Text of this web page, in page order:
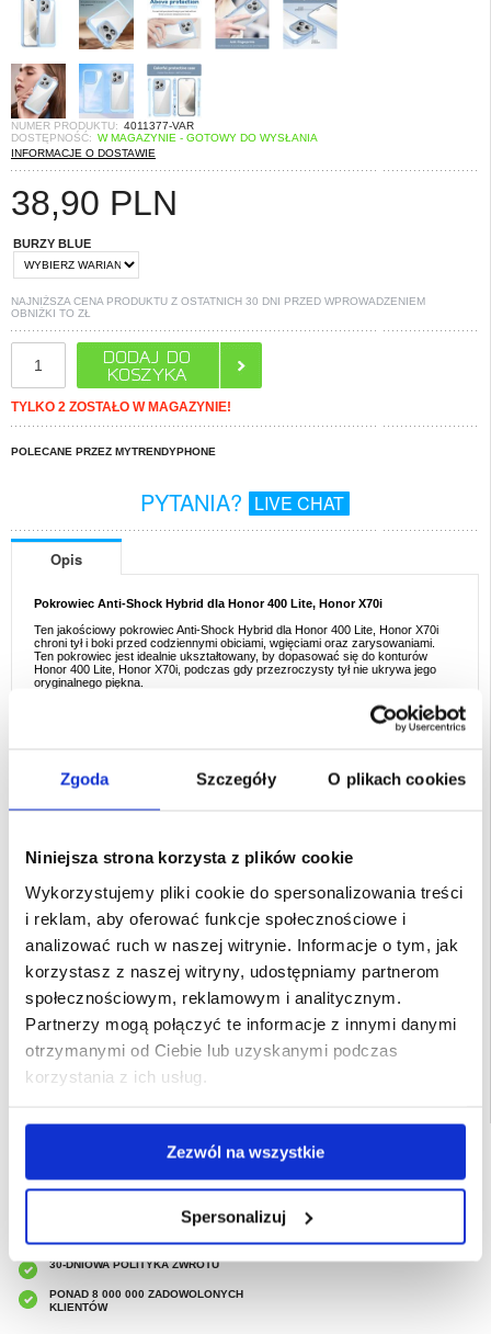
Zgoda Szczegóły O plikach cookies
Niniejsza strona korzysta z plików cookie
Wykorzystujemy pliki cookie do spersonalizowania treści
i reklam, aby oferować funkcje społecznościowe i
analizować ruch w naszej witrynie. Informacje o tym, jak
korzystasz z naszej witryny, udostępniamy partnerom
społecznościowym, reklamowym i analitycznym.
Partnerzy mogą połączyć te informacje z innymi danymi
otrzymanymi od Ciebie lub uzyskanymi podczas
korzystania z ich usług.
Zezwól na wszystkie
Spersonalizuj
NUMER PRODUKTU: 4011377-VAR
DOSTĘPNOŚĆ: W MAGAZYNIE - GOTOWY DO WYSŁANIA
INFORMACJE O DOSTAWIE
38,90 PLN
BURZY BLUE
NAJNIŻSZA CENA PRODUKTU Z OSTATNICH 30 DNI PRZED WPROWADZENIEM
OBNIŻKI TO ZŁ
TYLKO 2 ZOSTAŁO W MAGAZYNIE!
POLECANE PRZEZ MYTRENDYPHONE
PYTANIA? LIVE CHAT
Opis
Pokrowiec Anti-Shock Hybrid dla Honor 400 Lite, Honor X70i
Ten jakościowy pokrowiec Anti-Shock Hybrid dla Honor 400 Lite, Honor X70i
chroni tył i boki przed codziennymi obiciami, wgięciami oraz zarysowaniami.
Ten pokrowiec jest idealnie ukształtowany, by dopasować się do konturów
Honor 400 Lite, Honor X70i, podczas gdy przezroczysty tył nie ukrywa jego
oryginalnego piękna.
- Jakościowy hybrydowy pokrowiec, który podkreśla konstrukcje Honor 400
- Smukły i lekki - pokrowiec chroni Honor 400 Lite, Honor X70i nie zwiększając
jego rozmiaru
telefon jest skierowany ekranem do dołu
- Specjalnie zaprojektowane dotykowe przyciski dla lepszej ochrony przed
kurzem
wykonany z akrylu i termoplastycznego poliuretanu
Kompatybilność:Honor 400 Lite, Honor X70i
Opakowanie:Zastępcze
400 Lite Etui & Akcesoria
CLUB TRENDY
7% ZNIŻKI
OBSŁUGA TELEFONICZNA
30-DNIOWA POLITYKA ZWROTU
PONAD 8 000 000 ZADOWOLONYCH
KLIENTÓW